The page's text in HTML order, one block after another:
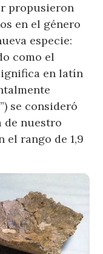
propusieron
en el género
especie:
como el
en latín
se consideró
de nuestro
el rango de 1,9